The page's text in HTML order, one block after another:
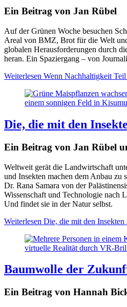
Ein Beitrag von Jan Rübel
Auf der Grünen Woche besuchen
Areal von BMZ, Brot für die Welt
globalen Herausforderungen durch
heran. Ein Spaziergang – von
Weiterlesen Wenn Nachhaltigkeit
Die, die mit den
Ein Beitrag von Jan Rübel
Weltweit gerät die Landwirtschaft
und Insekten machen dem Anbau zu
Dr. Rana Samara von der
Wissenschaft und Technologie nach
Und findet sie in der Natur selbst.
Weiterlesen Die, die mit den Insekten
Baumwolle der
Ein Beitrag von Hannah